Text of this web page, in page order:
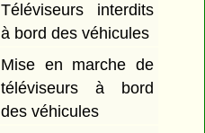
Téléviseurs interdits
à bord des véhicules
Mise en marche de
téléviseurs à bord
des véhicules